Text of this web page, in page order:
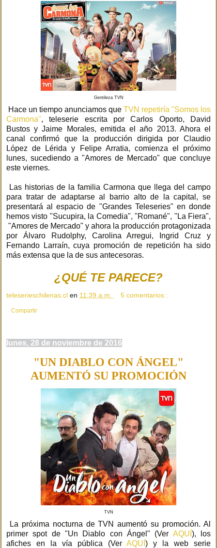
Gentileza TVN
Hace un tiempo anunciamos que TVN repetiría "Somos los
Carmona", teleserie escrita por Carlos Oporto, David
Bustos y Jaime Morales, emitida el año 2013. Ahora el
canal confirmó que la producción dirigida por Claudio
López de Lérida y Felipe Arratia, comienza el próximo
lunes, sucediendo a "Amores de Mercado" que concluye
este viernes.
Las historias de la familia Carmona que llega del campo
para tratar de adaptarse al barrio alto de la capital, se
presentará al espacio de "Grandes Teleseries" en donde
hemos visto "Sucupira, la Comedia", "Romané", "La Fiera",
"Amores de Mercado" y ahora la producción protagonizada
por Álvaro Rudolphy, Carolina Arregui, Ingrid Cruz y
Fernando Larraín, cuya promoción de repetición ha sido
más extensa que la de sus antecesoras.
¿QUÉ TE PARECE?
teleserieschilenas.cl en 11:39 a.m. 5 comentarios :
Compartir
lunes, 28 de noviembre de 2016
"UN DIABLO CON ÁNGEL"
AUMENTÓ SU PROMOCIÓN
TVN
La próxima nocturna de TVN aumentó su promoción. Al
primer spot de "Un Diablo con Ángel" (Ver AQUÍ ), los
afiches en la vía pública (VerAQUÍ) y la web serie